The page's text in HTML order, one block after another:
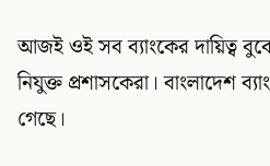
আজই ওই সব ব্যাংকের দায়িত্ব
নিযুক্ত প্রশাসকেরা। বাংলাদেশ
গেছে।